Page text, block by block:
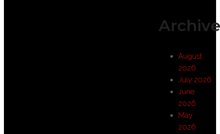
August
2026
July 2026
June
2026
May
2026